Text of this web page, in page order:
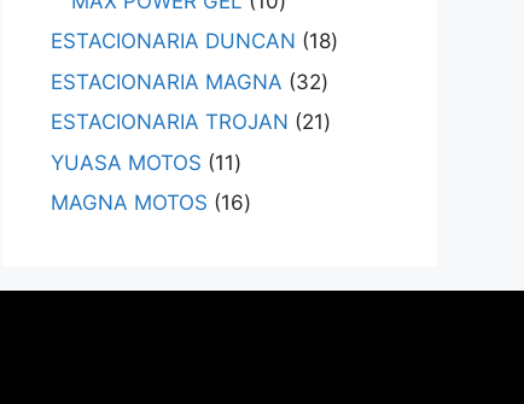
ESTACIONARIA DUNCAN
18
ESTACIONARIA MAGNA
32
ESTACIONARIA TROJAN
21
YUASA MOTOS
11
MAGNA MOTOS
16